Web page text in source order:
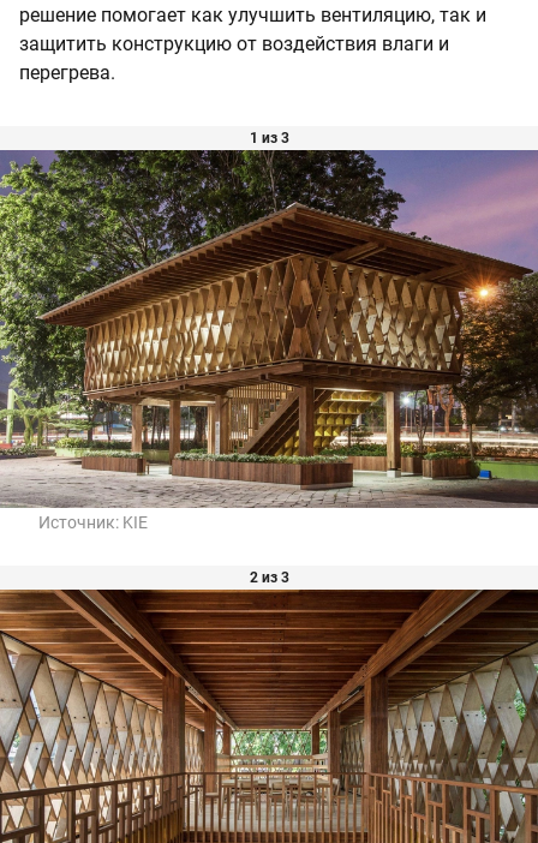
решение помогает как улучшить вентиляцию, так и
защитить конструкцию от воздействия влаги и
перегрева.
1 из 3
Источник: KIE
2 из 3